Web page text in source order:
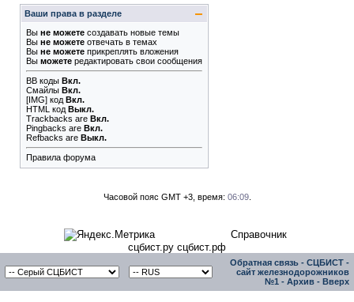
Ваши права в разделе
Вы не можете создавать новые темы
Вы не можете отвечать в темах
Вы не можете прикреплять вложения
Вы можете редактировать свои сообщения
BB коды Вкл.
Смайлы Вкл.
[IMG] код Вкл.
HTML код Выкл.
Trackbacks are Вкл.
Pingbacks are Вкл.
Refbacks are Выкл.
Правила форума
Часовой пояс GMT +3, время: 06:09.
Справочник
сцбист.ру сцбист.рф
Обратная связь - СЦБИСТ -
сайт железнодорожников
№1 - Архив - Вверх